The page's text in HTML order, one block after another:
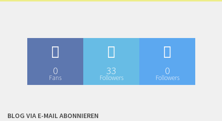
0
Fans
33
Followers
0
Followers
BLOG VIA E-MAIL ABONNIEREN